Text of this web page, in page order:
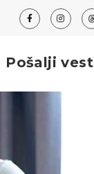
Pošalji vest